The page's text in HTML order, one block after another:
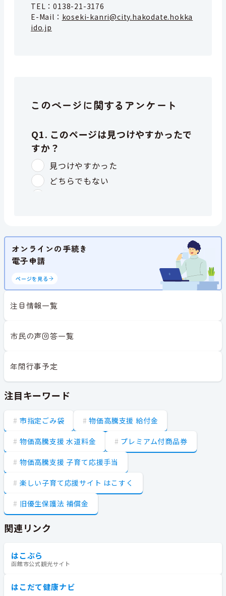
TEL：0138-21-3176
E-Mail： koseki-kanri@city.hakodate.hokka
ido.jp
このページに関するアンケート
オンラインの手続き
電子申請
ページを見る
注目情報一覧
市民の声回答一覧
年間行事予定
注目キーワード
市指定ごみ袋 物価高騰支援 給付金
物価高騰支援 水道料金 プレミアム付商品券
物価高騰支援 子育て応援手当
楽しい子育て応援サイト はこすく
旧優生保護法 補償金
関連リンク
はこぶら
函館市公式観光サイト
はこだて健康ナビ